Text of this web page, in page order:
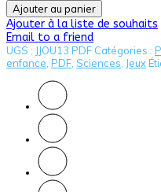
Ajouter au panier
Ajouter à la liste de souhaits
Email to a friend
UGS : JJOU13 PDF Catégories :
enfance PDF Sciences Jeux